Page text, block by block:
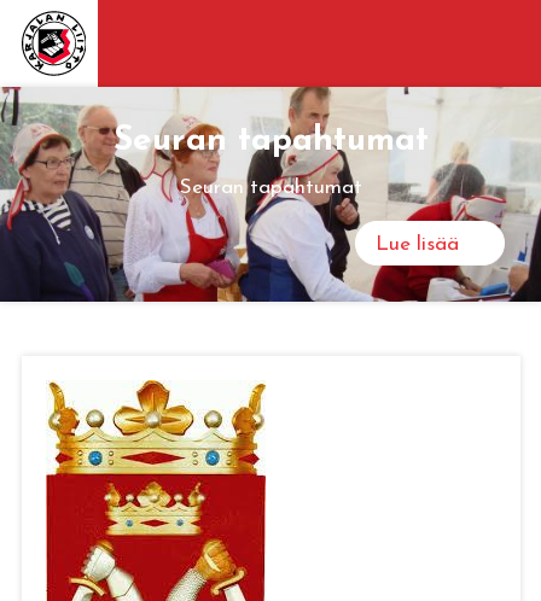
Seuran tapahtumat
Seuran tapahtumat
Lue lisää